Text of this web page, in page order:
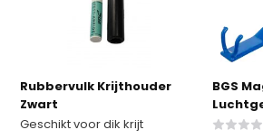
Rubbervulk Krijthouder
Zwart
Geschikt voor dik krijt
BGS